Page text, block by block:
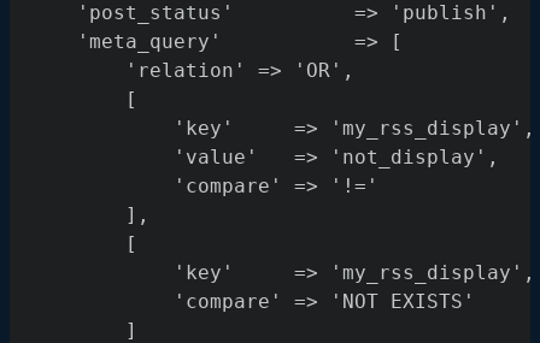
    'post_status'          => 'publish',
    'meta_query'           => [
        'relation' => 'OR',
        [
            'key'     => 'my_rss_display',
            'value'   => 'not_display',
            'compare' => '!='
        ],
        [
            'key'     => 'my_rss_display',
            'compare' => 'NOT EXISTS'
        ]